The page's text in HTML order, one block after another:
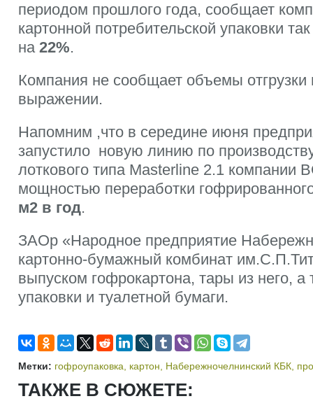
периодом прошлого года, сообщает
картонной потребительской упаковки
на 22%.
Компания не сообщает объемы отгрузки
выражении.
Напомним ,что в середине июня
запустило новую линию по
лоткового типа Мasterline 2.1 компании
мощностью переработки
м2 в год.
ЗАОр «Народное предприятие
картонно-бумажный комбинат
выпуском гофрокартона, тары из него, а
упаковки и туалетной бумаги.
Метки: гофроупаковка картон Набережночелнинский КБК
ТАКЖЕ В СЮЖЕТЕ: